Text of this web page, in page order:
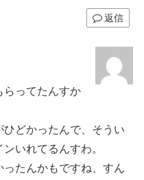
返信
らってたんすか
どかったんで、そうい
いれてるんすわ。
ったんかもですね、すん